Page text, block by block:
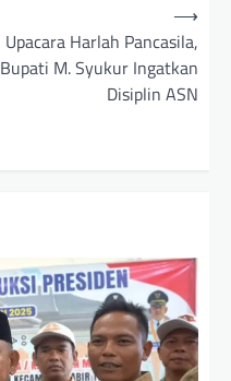
Upacara Harlah Pancasila,
Bupati M. Syukur Ingatkan
Disiplin ASN
⟶